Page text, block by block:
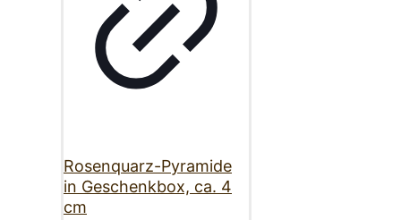
Rosenquarz-Pyramide
in Geschenkbox, ca. 4
cm